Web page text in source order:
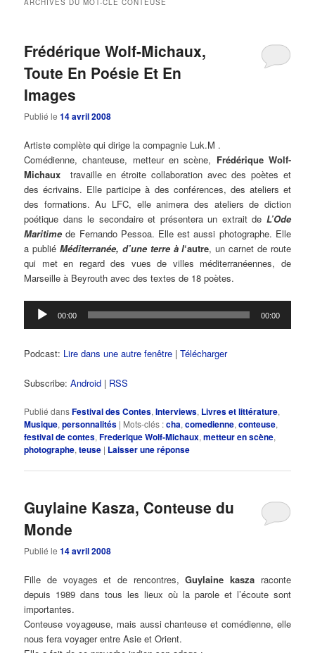
ARCHIVES DU MOT-CLÉCONTEUSE
Frédérique Wolf-Michaux,
Toute En Poésie Et En
Images
Publié le14 avril 2008
Artiste complète qui dirige la compagnie Luk.M .
Comédienne, chanteuse, metteur en scène, Frédérique Wolf-
Michaux travaille en étroite collaboration avec des poètes et
des écrivains. Elle participe à des conférences, des ateliers et
des formations. Au LFC, elle animera des ateliers de diction
poétique dans le secondaire et présentera un extrait de L’Ode
Maritime de Fernando Pessoa. Elle est aussi photographe. Elle
a publié Méditerranée, d’une terre à l‘autre, un carnet de route
qui met en regard des vues de villes méditerranéennes, de
Marseille à Beyrouth avec des textes de 18 poètes.
Lecteur
audio
00:00 00:00
Podcast: Lire dans une autre fenêtre |Télécharger
Subscribe:Android | RSS
Publié dansFestival des Contes,Interviews, Livres et littérature,
Musique,personnalités | Mots-clés :cha,comedienne,conteuse,
festival de contes,Frederique Wolf-Michaux,metteur en scène,
photographe,teuse | Laisser une réponse
Guylaine Kasza, Conteuse du
Monde
Publié le14 avril 2008
Fille de voyages et de rencontres,Guylaine kasza raconte
depuis 1989 dans tous les lieux où la parole et l’écoute sont
importantes.
Conteuse voyageuse, mais aussi chanteuse et comédienne, elle
nous fera voyager entre Asie et Orient.